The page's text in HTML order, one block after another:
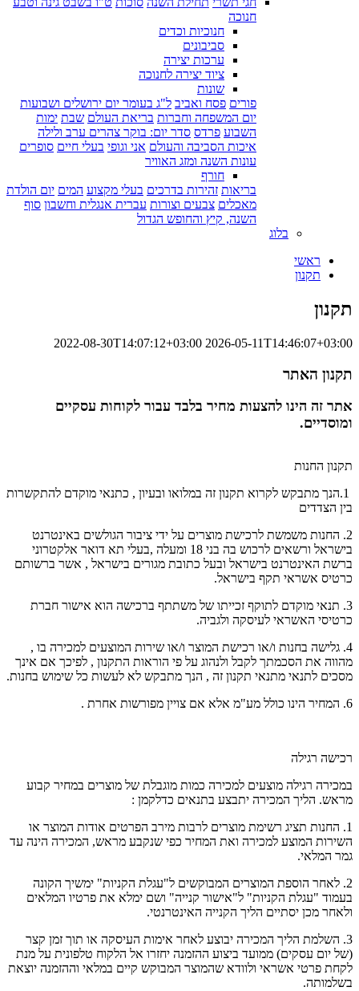
חנוכה
חנוכיות וכדים
סביבונים
ערכות יצירה
ציוד יצירה לחנוכה
שונות
פורים פסח ואביב ל"ג בעומר יום ירושלים ושבועות
יום המשפחה וחברות בריאת העולם שבת ימות
השבוע פרדס סדר יום: בוקר צהרים ערב ולילה
איכות הסביבה והעולם אני וגופי בעלי חיים סופרים
עונות השנה ומזג האוויר
חורף
בריאות זהירות בדרכים בעלי מקצוע המים יום הולדת
מאכלים צבעים וצורות עברית אנגלית וחשבון סוף
השנה, קיץ והחופש הגדול
בלוג
ראשי
תקנון
תקנון
2022-08-30T14:07:12+03:00 2026-05-11T14:46:07+03:00
תקנון האתר
אתר זה הינו להצעות מחיר בלבד עבור לקוחות עסקיים
ומוסדיים.
תקנון החנות
1.הנך מתבקש לקרוא תקנון זה במלואו ובעיון , כתנאי מוקדם להתקשרות
בין הצדדים
2. החנות משמשת לרכישת מוצרים על ידי ציבור הגולשים באינטרנט
בישראל ורשאים לרכוש בה בני 18 ומעלה ,בעלי תא דואר אלקטרוני
ברשת האינטרנט בישראל ובעל כתובת מגורים בישראל , אשר ברשותם
כרטיס אשראי תקף בישראל.
3. תנאי מוקדם לתוקף זכייתו של משתתף ברכישה הוא אישור חברת
כרטיסי האשראי לעיסקה ולגביה.
4. גלישה בחנות ו/או רכישת המוצר ו/או שירות המוצעים למכירה בו ,
מהווה את הסכמתך לקבל ולנהוג על פי הוראות התקנון , לפיכך אם אינך
מסכים לתנאי מתנאי תקנון זה , הנך מתבקש לא לעשות כל שימוש בחנות.
6. המחיר הינו כולל מע"מ אלא אם צויין מפורשות אחרת .
רכישה רגילה
במכירה רגילה מוצעים למכירה כמות מוגבלת של מוצרים במחיר קבוע
מראש. הליך המכירה יתבצע בתנאים כדלקמן :
1. החנות תציג רשימת מוצרים לרבות מירב הפרטים אודות המוצר או
השירות המוצע למכירה ואת המחיר כפי שנקבע מראש, המכירה הינה עד
גמר המלאי.
2. לאחר הוספת המוצרים המבוקשים ל"עגלת הקניות" ימשיך הקונה
בעמוד "עגלת הקניות" ל"אישור קנייה" ושם ימלא את פרטיו המלאים
ולאחר מכן יסתיים הליך הקנייה האינטרנטי.
3. השלמת הליך המכירה יבוצע לאחר אימות העיסקה או תוך זמן קצר
(של יום עסקים) ממועד ביצוע ההזמנה יחזרו אל הלקוח טלפונית על מנת
לקחת פרטי אשראי ולוודא שהמוצר המבוקש קיים במלאי וההזמנה יוצאת
בשלמותה.